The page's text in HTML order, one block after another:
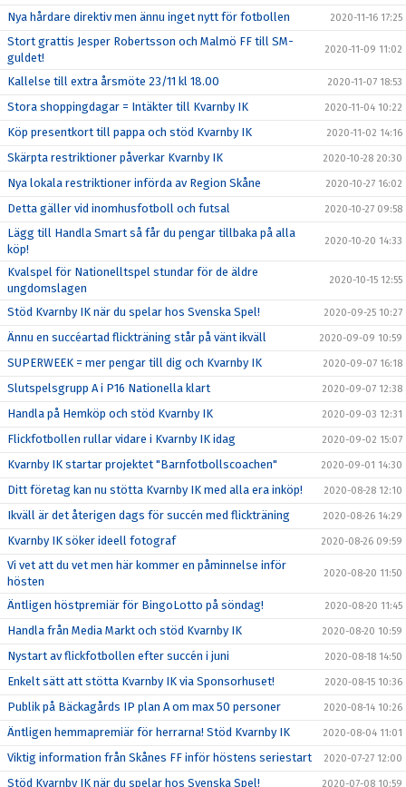
Nya hårdare direktiv men ännu inget nytt för fotbollen 2020-11-16 17:25
Stort grattis Jesper Robertsson och Malmö FF till SM-
guldet!
2020-11-09 11:02
Kallelse till extra årsmöte 23/11 kl 18.00 2020-11-07 18:53
Stora shoppingdagar = Intäkter till Kvarnby IK 2020-11-04 10:22
Köp presentkort till pappa och stöd Kvarnby IK 2020-11-02 14:16
Skärpta restriktioner påverkar Kvarnby IK 2020-10-28 20:30
Nya lokala restriktioner införda av Region Skåne 2020-10-27 16:02
Detta gäller vid inomhusfotboll och futsal 2020-10-27 09:58
Lägg till Handla Smart så får du pengar tillbaka på alla
köp!
2020-10-20 14:33
Kvalspel för Nationelltspel stundar för de äldre
ungdomslagen
2020-10-15 12:55
Stöd Kvarnby IK när du spelar hos Svenska Spel! 2020-09-25 10:27
Ännu en succéartad flickträning står på vänt ikväll 2020-09-09 10:59
SUPERWEEK = mer pengar till dig och Kvarnby IK 2020-09-07 16:18
Slutspelsgrupp A i P16 Nationella klart 2020-09-07 12:38
Handla på Hemköp och stöd Kvarnby IK 2020-09-03 12:31
Flickfotbollen rullar vidare i Kvarnby IK idag 2020-09-02 15:07
Kvarnby IK startar projektet "Barnfotbollscoachen" 2020-09-01 14:30
Ditt företag kan nu stötta Kvarnby IK med alla era inköp! 2020-08-28 12:10
Ikväll är det återigen dags för succén med flickträning 2020-08-26 14:29
Kvarnby IK söker ideell fotograf 2020-08-26 09:59
Vi vet att du vet men här kommer en påminnelse inför
hösten
2020-08-20 11:50
Äntligen höstpremiär för BingoLotto på söndag! 2020-08-20 11:45
Handla från Media Markt och stöd Kvarnby IK 2020-08-20 10:59
Nystart av flickfotbollen efter succén i juni 2020-08-18 14:50
Enkelt sätt att stötta Kvarnby IK via Sponsorhuset! 2020-08-15 10:36
Publik på Bäckagårds IP plan A om max 50 personer 2020-08-14 10:26
Äntligen hemmapremiär för herrarna! Stöd Kvarnby IK 2020-08-04 11:01
Viktig information från Skånes FF inför höstens seriestart 2020-07-27 12:00
Stöd Kvarnby IK när du spelar hos Svenska Spel! 2020-07-08 10:59